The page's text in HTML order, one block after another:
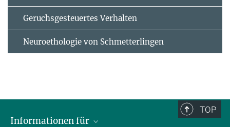
Geruchsgesteuertes Verhalten
Neuroethologie von Schmetterlingen
TOP
Informationen für